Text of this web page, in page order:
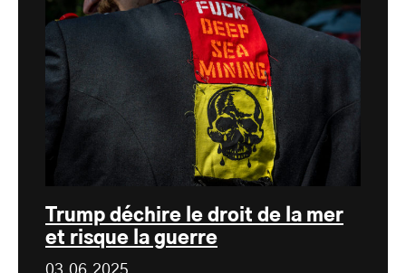
Trump déchire le droit de la mer
et risque la guerre